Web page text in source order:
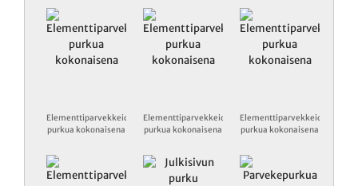
Elementtiparvekkeiden
purkua kokonaisena
Elementtiparvekkeiden
purkua kokonaisena
Elementtiparvekkeiden
purkua kokonaisena